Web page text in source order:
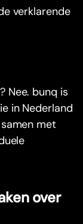
verklarende
Nee. bunq is
in Nederland
met
over